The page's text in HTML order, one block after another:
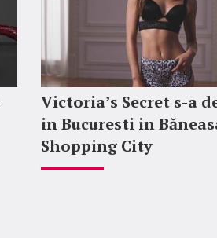
Victoria’s Secret s-a
in Bucuresti in
Shopping City